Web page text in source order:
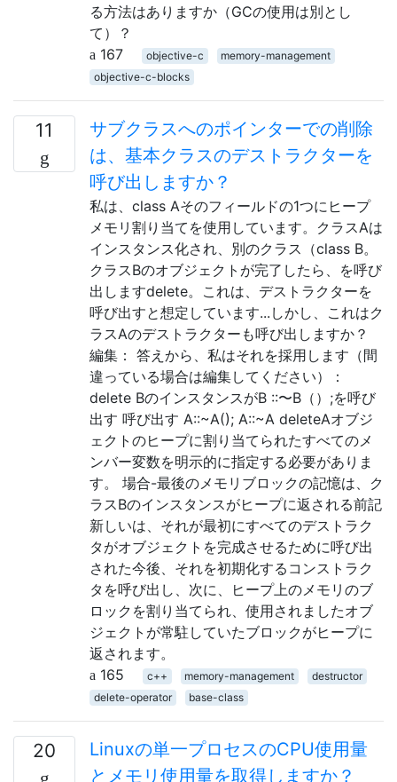
る方法はありますか（GCの使用は別とし
て）？
167
objective-c
memory-management
objective-c-blocks
11
サブクラスへのポインターでの削除
は、基本クラスのデストラクターを
呼び出しますか？
私は、class Aそのフィールドの1つにヒープ
メモリ割り当てを使用しています。クラスAは
インスタンス化され、別のクラス（class B。
クラスBのオブジェクトが完了したら、を呼び
出しますdelete。これは、デストラクターを
呼び出すと想定しています...しかし、これはク
ラスAのデストラクターも呼び出しますか？
編集： 答えから、私はそれを採用します（間
違っている場合は編集してください）：
delete BのインスタンスがB ::〜B（）;を呼び
出す 呼び出す A::~A(); A::~A deleteAオブジ
ェクトのヒープに割り当てられたすべてのメ
ンバー変数を明示的に指定する必要がありま
す。 場合-最後のメモリブロックの記憶は、ク
ラスBのインスタンスがヒープに返される前記
新しいは、それが最初にすべてのデストラク
タがオブジェクトを完成させるために呼び出
された今後、それを初期化するコンストラク
タを呼び出し、次に、ヒープ上のメモリのブ
ロックを割り当てられ、使用されましたオブ
ジェクトが常駐していたブロックがヒープに
返されます。
165
c++ memory-management
destructor
delete-operator
base-class
20
Linuxの単一プロセスのCPU使用量
とメモリ使用量を取得しますか？